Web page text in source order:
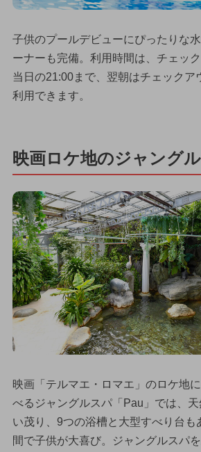
子供のプールデビューにぴったりな
ーナーも完備。利用時間は、チェッ
当日の21:00まで、翌朝はチェックア
利用できます。
映画ロケ地のジャング
映画「テルマエ・ロマエ」のロケ地
べるジャングルスパ「Pau」では、
い茂り、9つの浴槽と大型すべり台も
間で子供が大喜び。ジャングルスパ